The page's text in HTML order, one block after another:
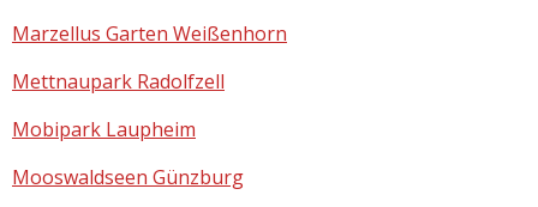
Marzellus Garten Weißenhorn
Mettnaupark Radolfzell
Mobipark Laupheim
Mooswaldseen Günzburg